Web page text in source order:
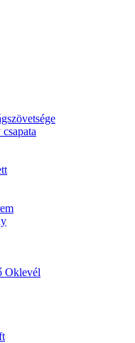
Oklevél